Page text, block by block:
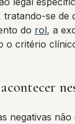
tratando-se de
do rol, a
o critério
negativas não